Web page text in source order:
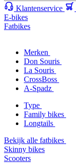
Klantenservice
E-bikes
Fatbikes
Merken
Don Souris
La Souris
CrossBoss
A-Spadz
Type
Family bikes
Longtails
Bekijk alle fatbikes
Skinny bikes
Scooters